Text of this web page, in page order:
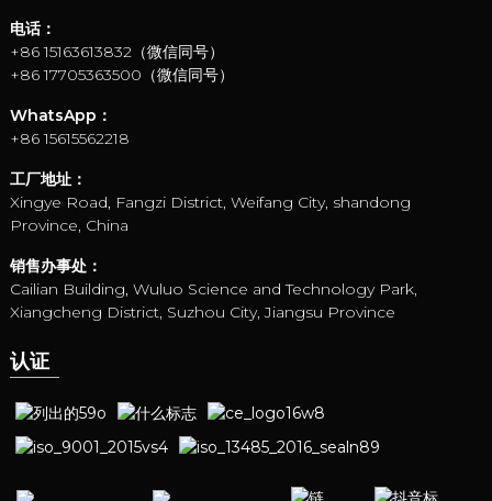
电话：
+86 15163613832（微信同号）
+86 17705363500（微信同号）
WhatsApp：
+86 15615562218
工厂地址：
Xingye Road, Fangzi District, Weifang City, shandong
Province, China
销售办事处：
Cailian Building, Wuluo Science and Technology Park,
Xiangcheng District, Suzhou City, Jiangsu Province
认证